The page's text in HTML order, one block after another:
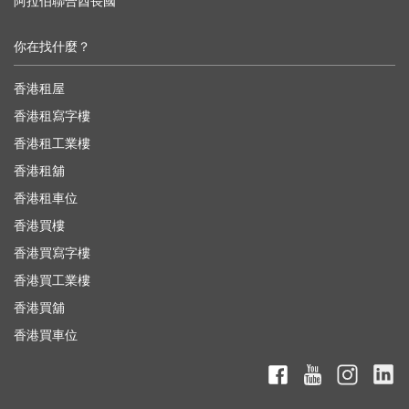
你在找什麼？
香港租屋
香港租寫字樓
香港租工業樓
香港租舖
香港租車位
香港買樓
香港買寫字樓
香港買工業樓
香港買舖
香港買車位